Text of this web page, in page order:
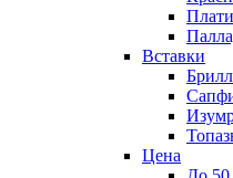
Вставки
Цена